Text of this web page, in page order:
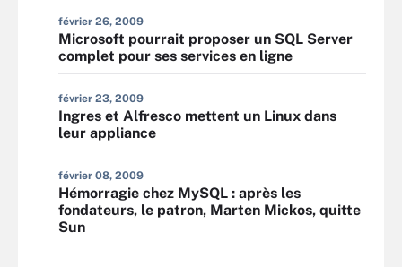
février 26, 2009
Microsoft pourrait proposer un SQL Server
complet pour ses services en ligne
février 23, 2009
Ingres et Alfresco mettent un Linux dans
leur appliance
février 08, 2009
Hémorragie chez MySQL : après les
fondateurs, le patron, Marten Mickos, quitte
Sun